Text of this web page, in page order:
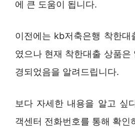
에 큰 도움이 됩니다.
이전에는 kb저축은행 착한대
였으나 현재 착한대출 상품은
경되었음을 알려드립니다.
보다 자세한 내용을 알고 싶
객센터 전화번호를 통해 확인